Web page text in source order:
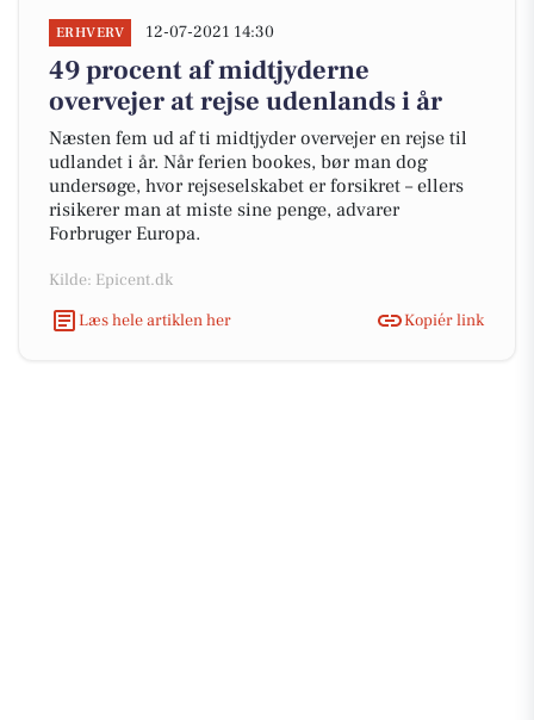
ERHVERV 12-07-2021 14:30
49 procent af midtjyderne
overvejer at rejse udenlands i år
Næsten fem ud af ti midtjyder overvejer en rejse til
udlandet i år. Når ferien bookes, bør man dog
undersøge, hvor rejseselskabet er forsikret – ellers
risikerer man at miste sine penge, advarer
Forbruger Europa.
Kilde: Epicent.dk
Læs hele artiklen her
Kopiér link